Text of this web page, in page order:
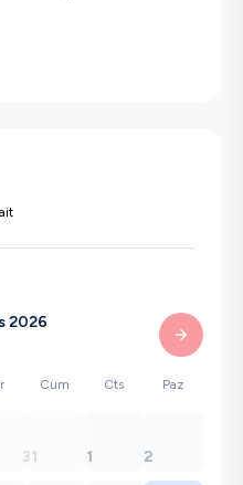
2026
Cum Cts Paz
31 1 2